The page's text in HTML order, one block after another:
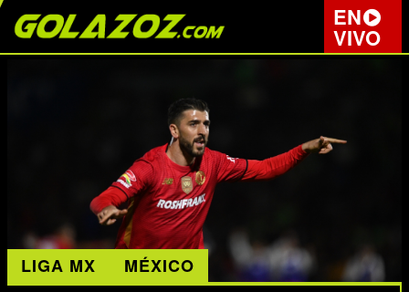
EN
VIVO
LIGA MX MÉXICO